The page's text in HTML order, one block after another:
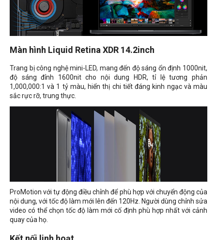
Màn hình Liquid Retina XDR 14.2inch
Trang bị công nghệ mini-LED, mang đến độ sáng ổn định 1000nit,
độ sáng đỉnh 1600nit cho nội dung HDR, tỉ lệ tương phản
1,000,000:1 và 1 tỷ màu, hiển thị chi tiết đáng kinh ngạc và màu
sắc rực rỡ, trung thực.
ProMotion với tự động điều chỉnh để phù hợp với chuyển động của
nội dung, với tốc độ làm mới lên đến 120Hz. Người dùng chỉnh sửa
video có thể chọn tốc độ làm mới cố định phù hợp nhất với cảnh
quay của họ.